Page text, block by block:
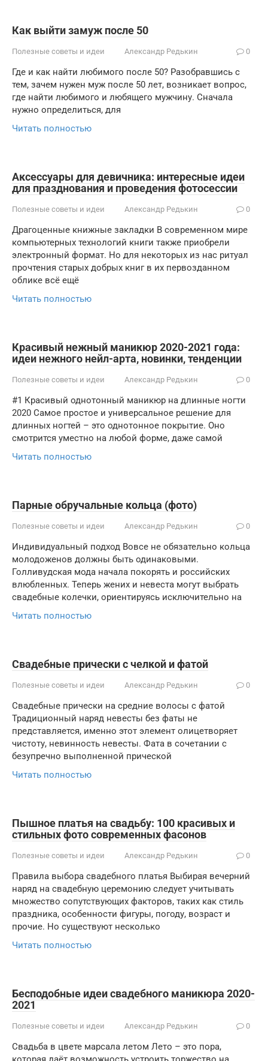
Как выйти замуж после 50
Полезные советы и идеи Александр Редькин 0
Где и как найти любимого после 50? Разобравшись с
тем, зачем нужен муж после 50 лет, возникает вопрос,
где найти любимого и любящего мужчину. Сначала
нужно определиться, для
Читать полностью
Аксессуары для девичника: интересные идеи
для празднования и проведения фотосессии
Полезные советы и идеи Александр Редькин 0
Драгоценные книжные закладки В современном мире
компьютерных технологий книги также приобрели
электронный формат. Но для некоторых из нас ритуал
прочтения старых добрых книг в их первозданном
облике всё ещё
Читать полностью
Красивый нежный маникюр 2020-2021 года:
идеи нежного нейл-арта, новинки, тенденции
Полезные советы и идеи Александр Редькин 0
#1 Красивый однотонный маникюр на длинные ногти
2020 Самое простое и универсальное решение для
длинных ногтей – это однотонное покрытие. Оно
смотрится уместно на любой форме, даже самой
Читать полностью
Парные обручальные кольца (фото)
Полезные советы и идеи Александр Редькин 0
Индивидуальный подход Вовсе не обязательно кольца
молодоженов должны быть одинаковыми.
Голливудская мода начала покорять и российских
влюбленных. Теперь жених и невеста могут выбрать
свадебные колечки, ориентируясь исключительно на
Читать полностью
Cвадебные прически с челкой и фатой
Полезные советы и идеи Александр Редькин 0
Свадебные прически на средние волосы с фатой
Традиционный наряд невесты без фаты не
представляется, именно этот элемент олицетворяет
чистоту, невинность невесты. Фата в сочетании с
безупречно выполненной прической
Читать полностью
Пышное платья на свадьбу: 100 красивых и
стильных фото современных фасонов
Полезные советы и идеи Александр Редькин 0
Правила выбора свадебного платья Выбирая вечерний
наряд на свадебную церемонию следует учитывать
множество сопутствующих факторов, таких как стиль
праздника, особенности фигуры, погоду, возраст и
прочие. Но существуют несколько
Читать полностью
Бесподобные идеи свадебного маникюра 2020-
2021
Полезные советы и идеи Александр Редькин 0
Свадьба в цвете марсала летом Лето – это пора,